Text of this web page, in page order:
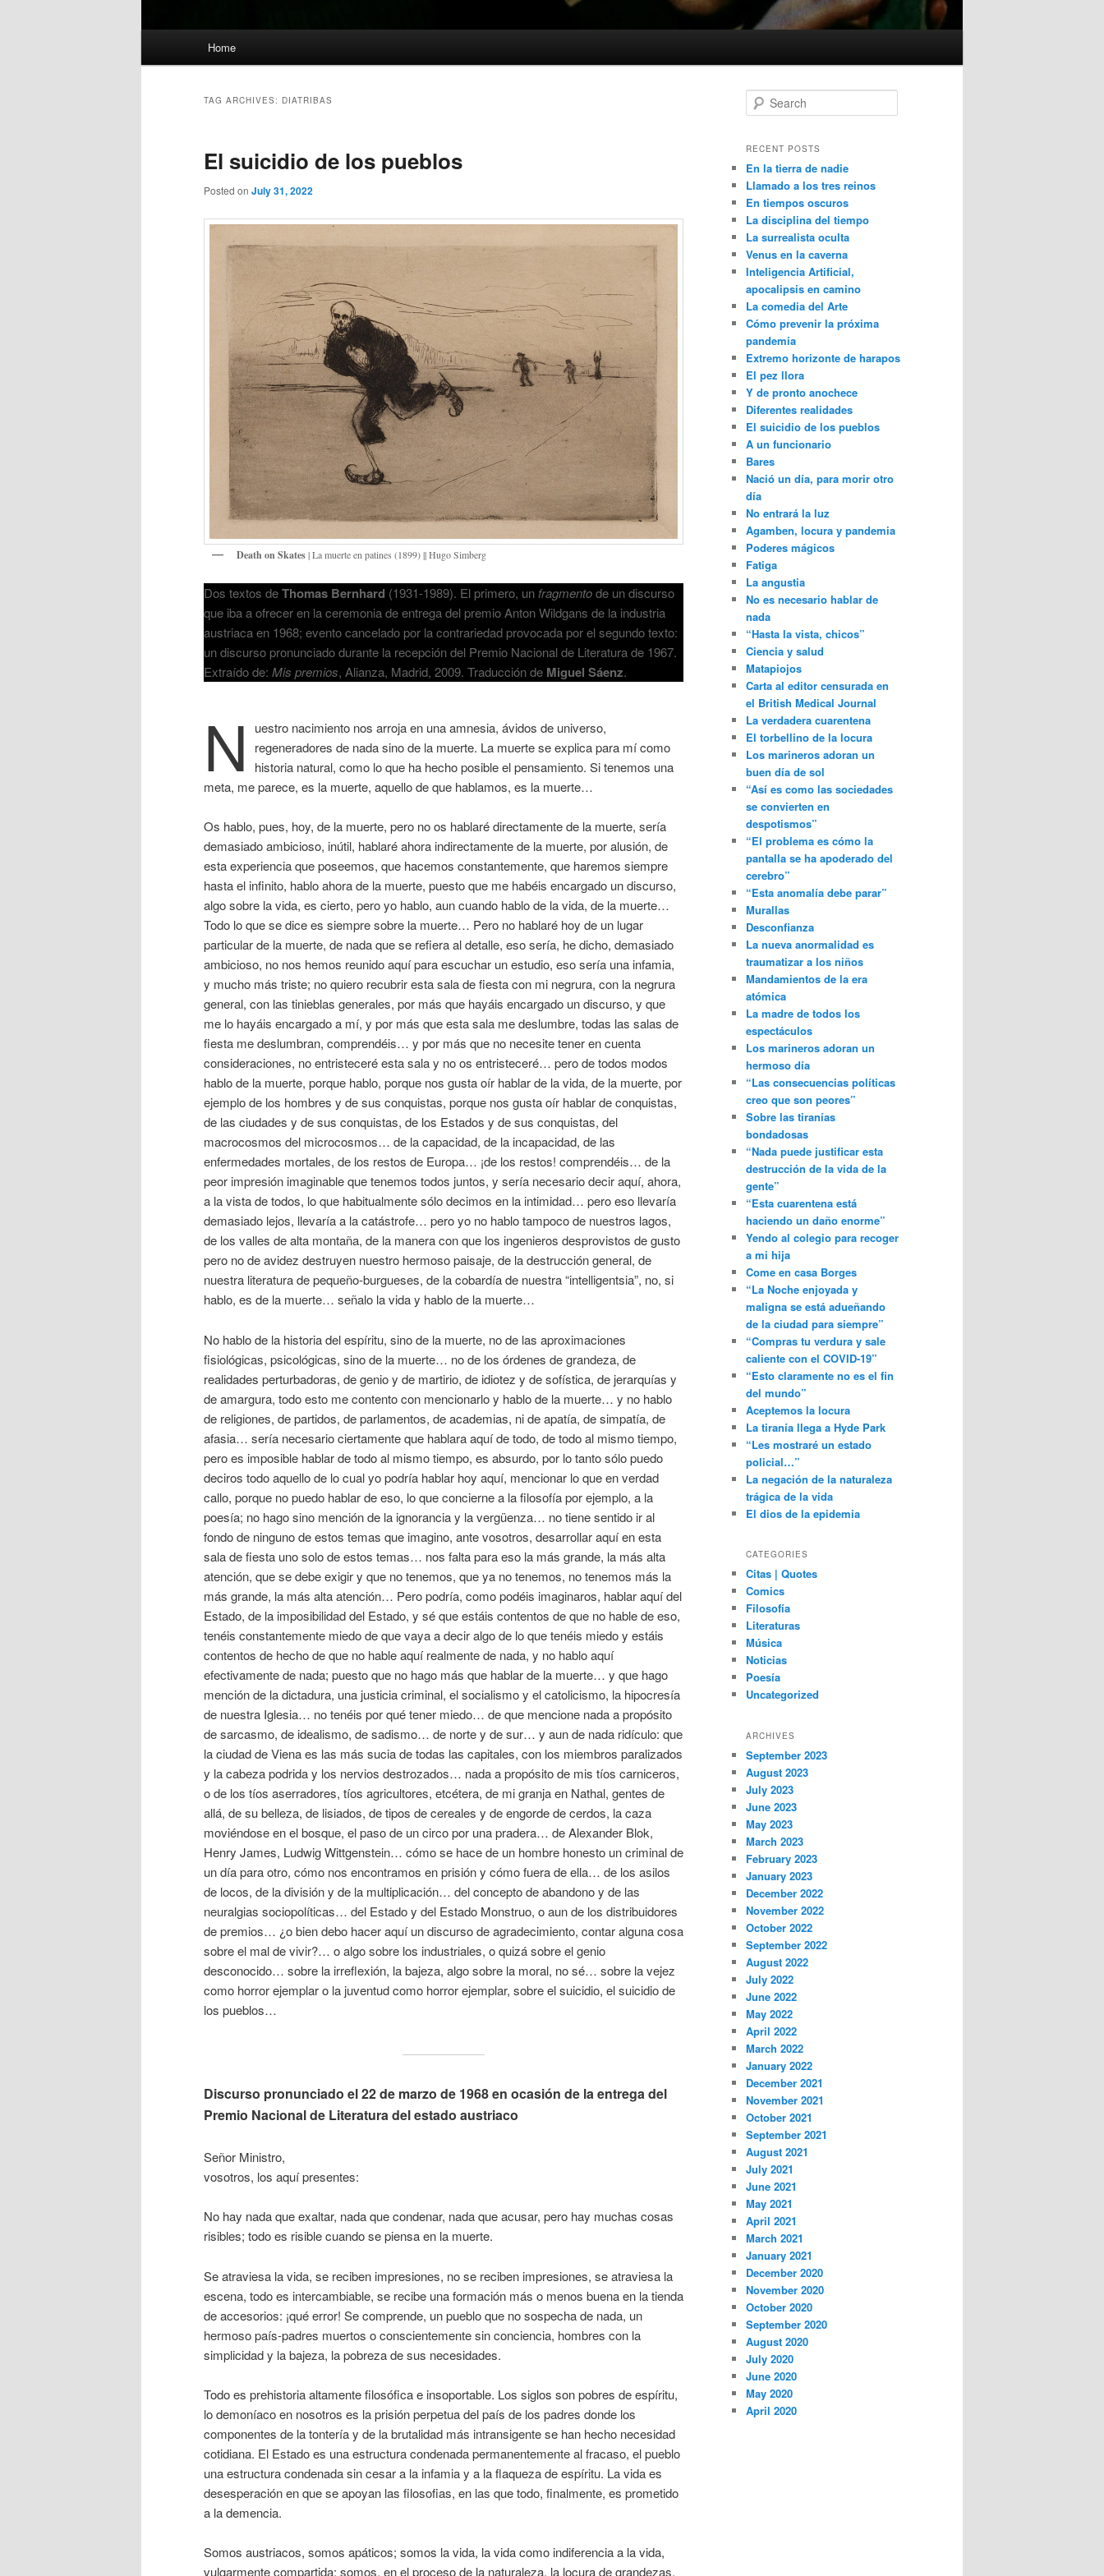
Home
TAG ARCHIVES: DIATRIBAS
El suicidio de los pueblos
Posted on July 31, 2022
Death on Skates| La muerte en patines (1899) || Hugo Simberg
Dos textos deThomas Bernhard (1931-1989). El primero, un fragmentode un discurso
que iba a ofrecer en la ceremonia de entrega del premio Anton Wildgans de la industria
austriaca en 1968; evento cancelado por la contrariedad provocada por el segundo texto:
un discurso pronunciado durante la recepción del Premio Nacional de Literatura de 1967.
Extraído de: Mis premios, Alianza, Madrid, 2009. Traducción de Miguel Sáenz.
N
uestro nacimiento nos arroja en una amnesia, ávidos de universo,
regeneradores de nada sino de la muerte. La muerte se explica para mí como
historia natural, como lo que ha hecho posible el pensamiento. Si tenemos una
meta, me parece, es la muerte, aquello de que hablamos, es la muerte…
Os hablo, pues, hoy, de la muerte, pero no os hablaré directamente de la muerte, sería
demasiado ambicioso, inútil, hablaré ahora indirectamente de la muerte, por alusión, de
esta experiencia que poseemos, que hacemos constantemente, que haremos siempre
hasta el infinito, hablo ahora de la muerte, puesto que me habéis encargado un discurso,
algo sobre la vida, es cierto, pero yo hablo, aun cuando hablo de la vida, de la muerte…
Todo lo que se dice es siempre sobre la muerte… Pero no hablaré hoy de un lugar
particular de la muerte, de nada que se refiera al detalle, eso sería, he dicho, demasiado
ambicioso, no nos hemos reunido aquí para escuchar un estudio, eso sería una infamia,
y mucho más triste; no quiero recubrir esta sala de fiesta con mi negrura, con la negrura
general, con las tinieblas generales, por más que hayáis encargado un discurso, y que
me lo hayáis encargado a mí, y por más que esta sala me deslumbre, todas las salas de
fiesta me deslumbran, comprendéis… y por más que no necesite tener en cuenta
consideraciones, no entristeceré esta sala y no os entristeceré… pero de todos modos
hablo de la muerte, porque hablo, porque nos gusta oír hablar de la vida, de la muerte, por
ejemplo de los hombres y de sus conquistas, porque nos gusta oír hablar de conquistas,
de las ciudades y de sus conquistas, de los Estados y de sus conquistas, del
macrocosmos del microcosmos… de la capacidad, de la incapacidad, de las
enfermedades mortales, de los restos de Europa… ¡de los restos! comprendéis… de la
peor impresión imaginable que tenemos todos juntos, y sería necesario decir aquí, ahora,
a la vista de todos, lo que habitualmente sólo decimos en la intimidad… pero eso llevaría
demasiado lejos, llevaría a la catástrofe… pero yo no hablo tampoco de nuestros lagos,
de los valles de alta montaña, de la manera con que los ingenieros desprovistos de gusto
pero no de avidez destruyen nuestro hermoso paisaje, de la destrucción general, de
nuestra literatura de pequeño-burgueses, de la cobardía de nuestra “intelligentsia”, no, si
hablo, es de la muerte… señalo la vida y hablo de la muerte…
No hablo de la historia del espíritu, sino de la muerte, no de las aproximaciones
fisiológicas, psicológicas, sino de la muerte… no de los órdenes de grandeza, de
realidades perturbadoras, de genio y de martirio, de idiotez y de sofística, de jerarquías y
de amargura, todo esto me contento con mencionarlo y hablo de la muerte… y no hablo
de religiones, de partidos, de parlamentos, de academias, ni de apatía, de simpatía, de
afasia… sería necesario ciertamente que hablara aquí de todo, de todo al mismo tiempo,
pero es imposible hablar de todo al mismo tiempo, es absurdo, por lo tanto sólo puedo
deciros todo aquello de lo cual yo podría hablar hoy aquí, mencionar lo que en verdad
callo, porque no puedo hablar de eso, lo que concierne a la filosofía por ejemplo, a la
poesía; no hago sino mención de la ignorancia y la vergüenza… no tiene sentido ir al
fondo de ninguno de estos temas que imagino, ante vosotros, desarrollar aquí en esta
sala de fiesta uno solo de estos temas… nos falta para eso la más grande, la más alta
atención, que se debe exigir y que no tenemos, que ya no tenemos, no tenemos más la
más grande, la más alta atención… Pero podría, como podéis imaginaros, hablar aquí del
Estado, de la imposibilidad del Estado, y sé que estáis contentos de que no hable de eso,
tenéis constantemente miedo de que vaya a decir algo de lo que tenéis miedo y estáis
contentos de hecho de que no hable aquí realmente de nada, y no hablo aquí
efectivamente de nada; puesto que no hago más que hablar de la muerte… y que hago
mención de la dictadura, una justicia criminal, el socialismo y el catolicismo, la hipocresía
de nuestra Iglesia… no tenéis por qué tener miedo… de que mencione nada a propósito
de sarcasmo, de idealismo, de sadismo… de norte y de sur… y aun de nada ridículo: que
la ciudad de Viena es las más sucia de todas las capitales, con los miembros paralizados
y la cabeza podrida y los nervios destrozados… nada a propósito de mis tíos carniceros,
o de los tíos aserradores, tíos agricultores, etcétera, de mi granja en Nathal, gentes de
allá, de su belleza, de lisiados, de tipos de cereales y de engorde de cerdos, la caza
moviéndose en el bosque, el paso de un circo por una pradera… de Alexander Blok,
Henry James, Ludwig Wittgenstein… cómo se hace de un hombre honesto un criminal de
un día para otro, cómo nos encontramos en prisión y cómo fuera de ella… de los asilos
de locos, de la división y de la multiplicación… del concepto de abandono y de las
neuralgias sociopolíticas… del Estado y del Estado Monstruo, o aun de los distribuidores
de premios… ¿o bien debo hacer aquí un discurso de agradecimiento, contar alguna cosa
sobre el mal de vivir?… o algo sobre los industriales, o quizá sobre el genio
desconocido… sobre la irreflexión, la bajeza, algo sobre la moral, no sé… sobre la vejez
como horror ejemplar o la juventud como horror ejemplar, sobre el suicidio, el suicidio de
los pueblos…
Discurso pronunciado el 22 de marzo de 1968 en ocasión de la entrega del
Premio Nacional de Literatura del estado austriaco
Señor Ministro,
vosotros, los aquí presentes:
No hay nada que exaltar, nada que condenar, nada que acusar, pero hay muchas cosas
risibles; todo es risible cuando se piensa en la muerte.
Se atraviesa la vida, se reciben impresiones, no se reciben impresiones, se atraviesa la
escena, todo es intercambiable, se recibe una formación más o menos buena en la tienda
de accesorios: ¡qué error! Se comprende, un pueblo que no sospecha de nada, un
hermoso país-padres muertos o conscientemente sin conciencia, hombres con la
simplicidad y la bajeza, la pobreza de sus necesidades.
Todo es prehistoria altamente filosófica e insoportable. Los siglos son pobres de espíritu,
lo demoníaco en nosotros es la prisión perpetua del país de los padres donde los
componentes de la tontería y de la brutalidad más intransigente se han hecho necesidad
cotidiana. El Estado es una estructura condenada permanentemente al fracaso, el pueblo
una estructura condenada sin cesar a la infamia y a la flaqueza de espíritu. La vida es
desesperación en que se apoyan las filosofias, en las que todo, finalmente, es prometido
a la demencia.
Somos austriacos, somos apáticos; somos la vida, la vida como indiferencia a la vida,
vulgarmente compartida; somos, en el proceso de la naturaleza, la locura de grandezas,
e
r
h
RECENT POSTS
En la tierra de nadie
Llamado a los tres reinos
En tiempos oscuros
La disciplina del tiempo
La surrealista oculta
Venus en la caverna
Inteligencia Artificial,
apocalipsis en camino
La comedia del Arte
Cómo prevenir la próxima
pandemia
Extremo horizonte de harapos
El pez llora
Y de pronto anochece
Diferentes realidades
El suicidio de los pueblos
A un funcionario
Bares
Nació un día, para morir otro
día
No entrará la luz
Agamben, locura y pandemia
Poderes mágicos
Fatiga
La angustia
No es necesario hablar de
nada
“Hasta la vista, chicos”
Ciencia y salud
Matapiojos
Carta al editor censurada en
el British Medical Journal
La verdadera cuarentena
El torbellino de la locura
Los marineros adoran un
buen día de sol
“Así es como las sociedades
se convierten en
despotismos”
“El problema es cómo la
pantalla se ha apoderado del
cerebro”
“Esta anomalía debe parar”
Murallas
Desconfianza
La nueva anormalidad es
traumatizar a los niños
Mandamientos de la era
atómica
La madre de todos los
espectáculos
Los marineros adoran un
hermoso día
“Las consecuencias políticas
creo que son peores”
Sobre las tiranías
bondadosas
“Nada puede justificar esta
destrucción de la vida de la
gente”
“Esta cuarentena está
haciendo un daño enorme”
Yendo al colegio para recoger
a mi hija
Come en casa Borges
“La Noche enjoyada y
maligna se está adueñando
de la ciudad para siempre”
“Compras tu verdura y sale
caliente con el COVID-19”
“Esto claramente no es el fin
del mundo”
Aceptemos la locura
La tiranía llega a Hyde Park
“Les mostraré un estado
policial…”
La negación de la naturaleza
trágica de la vida
El dios de la epidemia
CATEGORIES
Citas | Quotes
Comics
Filosofía
Literaturas
Música
Noticias
Poesía
Uncategorized
ARCHIVES
September 2023
August 2023
July 2023
June 2023
May 2023
March 2023
February 2023
January 2023
December 2022
November 2022
October 2022
September 2022
August 2022
July 2022
June 2022
May 2022
April 2022
March 2022
January 2022
December 2021
November 2021
October 2021
September 2021
August 2021
July 2021
June 2021
May 2021
April 2021
March 2021
January 2021
December 2020
November 2020
October 2020
September 2020
August 2020
July 2020
June 2020
May 2020
April 2020